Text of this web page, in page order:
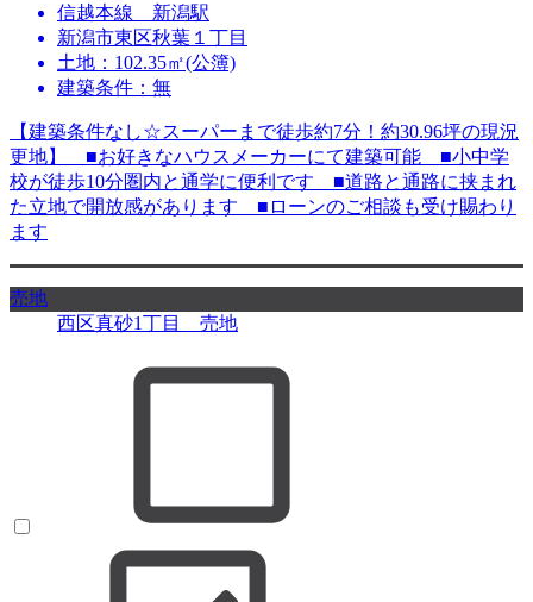
信越本線 新潟駅
新潟市東区秋葉１丁目
土地：102.35㎡(公簿)
建築条件：無
【建築条件なし☆スーパーまで徒歩約7分！約30.96坪の現況
更地】 ■お好きなハウスメーカーにて建築可能 ■小中学
校が徒歩10分圏内と通学に便利です ■道路と通路に挟まれ
た立地で開放感があります ■ローンのご相談も受け賜わり
ます
売地
西区真砂1丁目 売地